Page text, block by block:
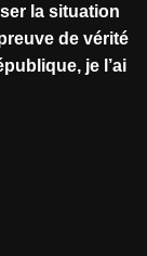
la situation
de vérité
je l’ai